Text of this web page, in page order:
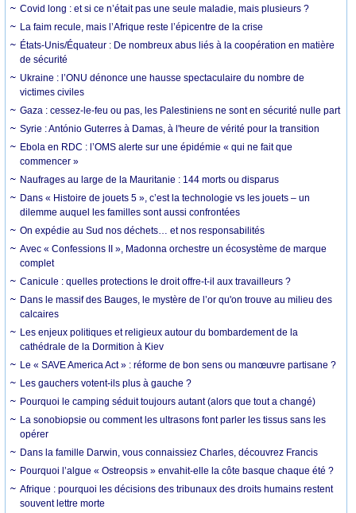
Covid long : et si ce n’était pas une seule maladie, mais plusieurs ?
La faim recule, mais l’Afrique reste l’épicentre de la crise
États-Unis/Équateur : De nombreux abus liés à la coopération en matière
de sécurité
Ukraine : l’ONU dénonce une hausse spectaculaire du nombre de
victimes civiles
Gaza : cessez-le-feu ou pas, les Palestiniens ne sont en sécurité nulle part
Syrie : António Guterres à Damas, à l'heure de vérité pour la transition
Ebola en RDC : l’OMS alerte sur une épidémie « qui ne fait que
commencer »
Naufrages au large de la Mauritanie : 144 morts ou disparus
Dans « Histoire de jouets 5 », c’est la technologie vs les jouets – un
dilemme auquel les familles sont aussi confrontées
On expédie au Sud nos déchets… et nos responsabilités
Avec « Confessions II », Madonna orchestre un écosystème de marque
complet
Canicule : quelles protections le droit offre-t-il aux travailleurs ?
Dans le massif des Bauges, le mystère de l’or qu'on trouve au milieu des
calcaires
Les enjeux politiques et religieux autour du bombardement de la
cathédrale de la Dormition à Kiev
Le « SAVE America Act » : réforme de bon sens ou manœuvre partisane ?
Les gauchers votent-ils plus à gauche ?
Pourquoi le camping séduit toujours autant (alors que tout a changé)
La sonobiopsie ou comment les ultrasons font parler les tissus sans les
opérer
Dans la famille Darwin, vous connaissiez Charles, découvrez Francis
Pourquoi l’algue « Ostreopsis » envahit-elle la côte basque chaque été ?
Afrique : pourquoi les décisions des tribunaux des droits humains restent
souvent lettre morte